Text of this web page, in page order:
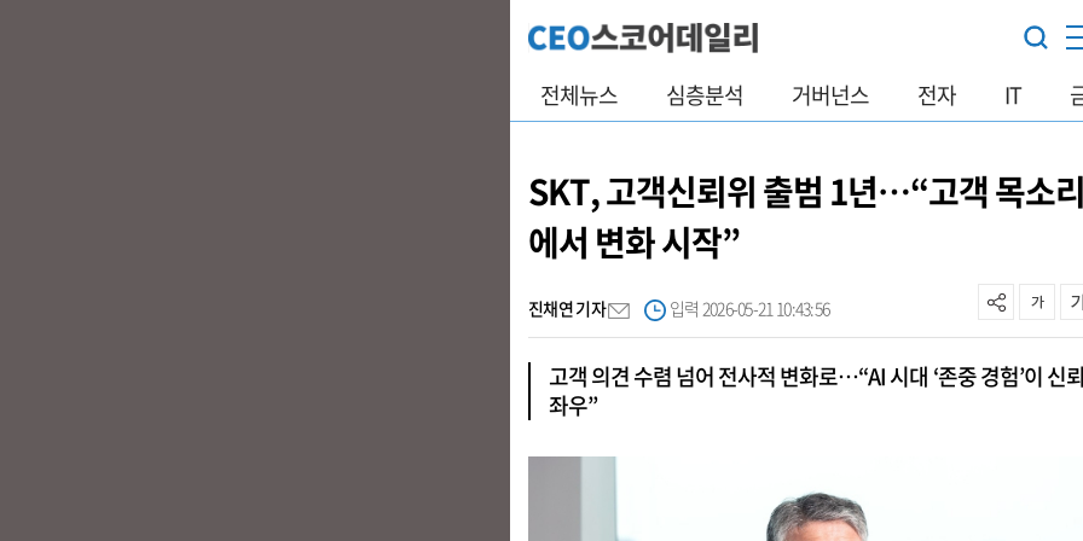
전체뉴스 심층분석 거버넌스 전자 IT
SKT, 고객신뢰위 출범 1년…“고객 목소리
에서 변화 시작”
진채연 기자 입력 2026-05-21 10:43:56
고객 의견 수렴 넘어 전사적 변화로…“AI 시대 ‘존중 경험’이 신뢰
좌우”